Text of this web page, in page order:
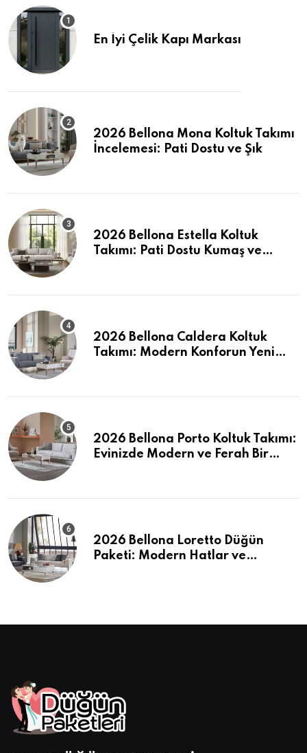
En İyi Çelik Kapı Markası
2026 Bellona Mona Koltuk Takımı
İncelemesi: Pati Dostu ve Şık
2026 Bellona Estella Koltuk
Takımı: Pati Dostu Kumaş ve
2026 Bellona Caldera Koltuk
Takımı: Modern Konforun Yeni
2026 Bellona Porto Koltuk Takımı:
Evinizde Modern ve Ferah Bir
2026 Bellona Loretto Düğün
Paketi: Modern Hatlar ve